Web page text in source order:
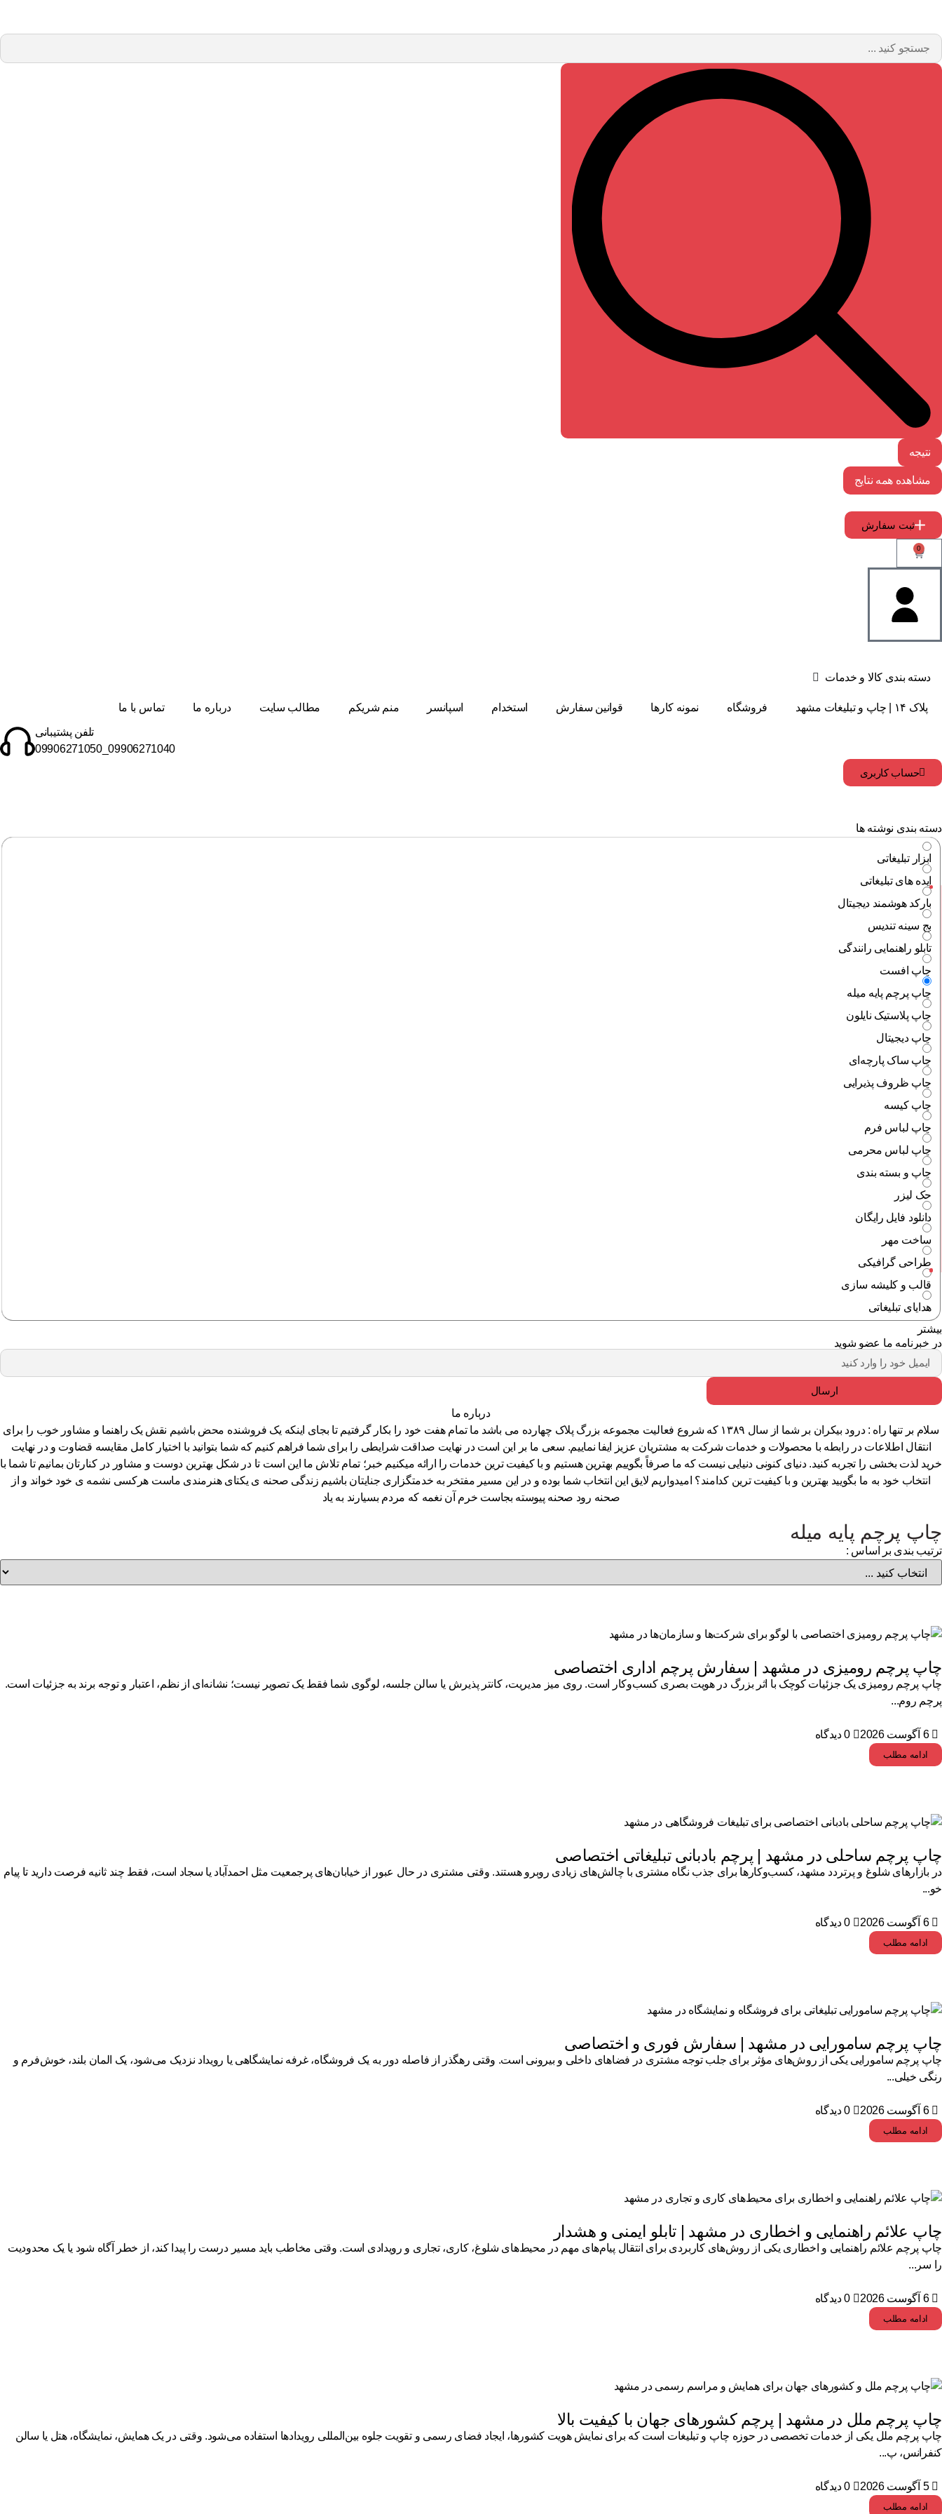
نتیجه
مشاهده همه نتایج
ثبت سفارش
0
دسته بندی کالا و خدمات
پلاک ۱۴ | چاپ و تبلیغات مشهد فروشگاه نمونه کارها قوانین سفارش استخدام اسپانسر منم شریکم مطالب سایت درباره ما تماس با ما
تلفن پشتیبانی
09906271040_09906271050
حساب کاربری
دسته بندی نوشته ها
ابزار تبلیغاتی
ایده های تبلیغاتی
بارکد هوشمند دیجیتال
بج سینه تندیس
تابلو راهنمایی رانندگی
چاپ افست
چاپ پرچم پایه میله
چاپ پلاستیک نایلون
چاپ دیجیتال
چاپ ساک پارچه‌ای
چاپ ظروف پذیرایی
چاپ کیسه
چاپ لباس فرم
چاپ لباس محرمی
چاپ و بسته بندی
حک لیزر
دانلود فایل رایگان
ساخت مهر
طراحی گرافیکی
قالب و کلیشه سازی
هدایای تبلیغاتی
بیشتر
در خبرنامه ما عضو شوید
ارسال
درباره ما
سلام بر تنها راه : درود بیکران بر شما از سال ۱۳۸۹ که شروع فعالیت مجموعه بزرگ پلاک چهارده می باشد ما تمام هفت خود را بکار گرفتیم تا بجای اینکه یک فروشنده محض باشیم نقش یک راهنما و مشاور خوب را برای
انتقال اطلاعات در رابطه با محصولات و خدمات شرکت به مشتریان عزیز ایفا نماییم. سعی ما بر این است در نهایت صداقت شرایطی را برای شما فراهم کنیم که شما بتوانید با اختیار کامل مقایسه قضاوت و در نهایت
خرید لذت بخشی را تجربه کنید. دنیای کنونی دنیایی نیست که ما صرفاً بگوییم بهترین هستیم و با کیفیت ترین خدمات را ارائه میکنیم خبر؛ تمام تلاش ما این است تا در شکل بهترین دوست و مشاور در کنارتان بمانیم تا شما با
انتخاب خود به ما بگویید بهترین و با کیفیت ترین کدامند؟ امیدواریم لایق این انتخاب شما بوده و در این مسیر مفتخر به خدمتگزاری جنایتان باشیم زندگی صحنه ی یکتای هنرمندی ماست هرکسی نشمه ی خود خواند و از
صحنه رود صحنه پیوسته بجاست خرم آن نغمه که مردم بسیارند به یاد
چاپ پرچم پایه میله
ترتیب بندی بر اساس :
چاپ پرچم رومیزی در مشهد | سفارش پرچم اداری اختصاصی
چاپ پرچم رومیزی یک جزئیات کوچک با اثر بزرگ در هویت بصری کسب‌وکار است. روی میز مدیریت، کانتر پذیرش یا سالن جلسه، لوگوی شما فقط یک تصویر نیست؛ نشانه‌ای از نظم، اعتبار و توجه برند به جزئیات است.
پرچم روم...
6 آگوست 2026 0 دیدگاه
ادامه مطلب
چاپ پرچم ساحلی در مشهد | پرچم بادبانی تبلیغاتی اختصاصی
در بازارهای شلوغ و پرتردد مشهد، کسب‌وکارها برای جذب نگاه مشتری با چالش‌های زیادی روبرو هستند. وقتی مشتری در حال عبور از خیابان‌های پرجمعیت مثل احمدآباد یا سجاد است، فقط چند ثانیه فرصت دارید تا پیام
خو...
6 آگوست 2026 0 دیدگاه
ادامه مطلب
چاپ پرچم سامورایی در مشهد | سفارش فوری و اختصاصی
چاپ پرچم سامورایی یکی از روش‌های مؤثر برای جلب توجه مشتری در فضاهای داخلی و بیرونی است. وقتی رهگذر از فاصله دور به یک فروشگاه، غرفه نمایشگاهی یا رویداد نزدیک می‌شود، یک المان بلند، خوش‌فرم و
رنگی خیلی...
6 آگوست 2026 0 دیدگاه
ادامه مطلب
چاپ علائم راهنمایی و اخطاری در مشهد | تابلو ایمنی و هشدار
چاپ پرچم علائم راهنمایی و اخطاری یکی از روش‌های کاربردی برای انتقال پیام‌های مهم در محیط‌های شلوغ، کاری، تجاری و رویدادی است. وقتی مخاطب باید مسیر درست را پیدا کند، از خطر آگاه شود یا یک محدودیت
را سر...
6 آگوست 2026 0 دیدگاه
ادامه مطلب
چاپ پرچم ملل در مشهد | پرچم کشورهای جهان با کیفیت بالا
چاپ پرچم ملل یکی از خدمات تخصصی در حوزه چاپ و تبلیغات است که برای نمایش هویت کشورها، ایجاد فضای رسمی و تقویت جلوه بین‌المللی رویدادها استفاده می‌شود. وقتی در یک همایش، نمایشگاه، هتل یا سالن
کنفرانس، پ...
5 آگوست 2026 0 دیدگاه
ادامه مطلب